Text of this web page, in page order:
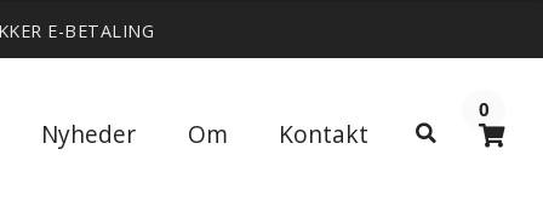
E-BETALING
Nyheder Om Kontakt
Søg
0